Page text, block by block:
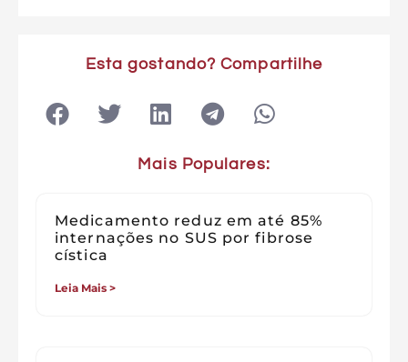
Esta gostando? Compartilhe
Mais Populares:
Medicamento reduz em até 85%
internações no SUS por fibrose
cística
Leia Mais >